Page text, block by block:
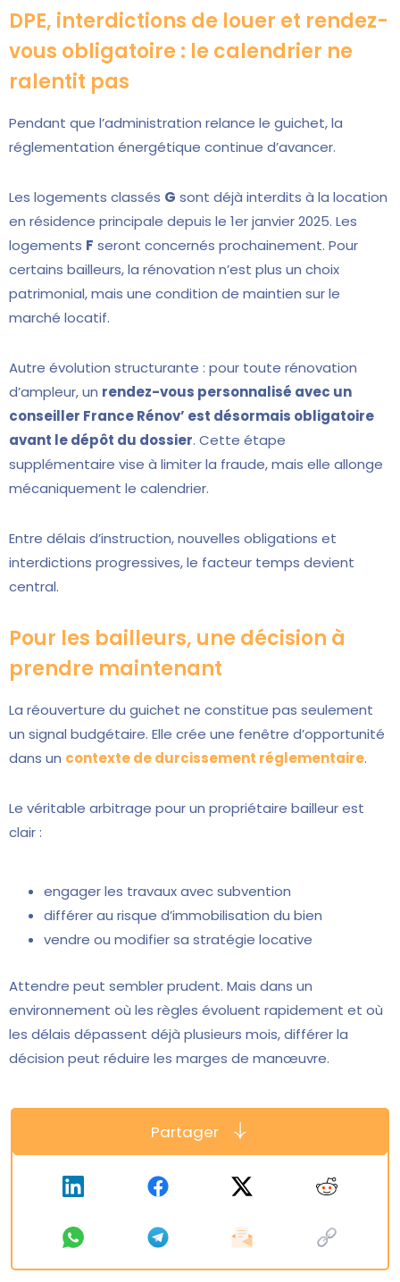
DPE, interdictions de louer et rendez-
vous obligatoire : le calendrier ne
ralentit pas
Pendant que l’administration relance le guichet, la
réglementation énergétique continue d’avancer.
Les logements classés G sont déjà interdits à la location
en résidence principale depuis le 1er janvier 2025. Les
logements F seront concernés prochainement. Pour
certains bailleurs, la rénovation n’est plus un choix
patrimonial, mais une condition de maintien sur le
marché locatif.
Autre évolution structurante : pour toute rénovation
d’ampleur, un rendez-vous personnalisé avec un
conseiller France Rénov’ est désormais obligatoire
avant le dépôt du dossier. Cette étape
supplémentaire vise à limiter la fraude, mais elle allonge
mécaniquement le calendrier.
Entre délais d’instruction, nouvelles obligations et
interdictions progressives, le facteur temps devient
central.
Pour les bailleurs, une décision à
prendre maintenant
La réouverture du guichet ne constitue pas seulement
un signal budgétaire. Elle crée une fenêtre d’opportunité
dans un contexte de durcissement réglementaire.
Le véritable arbitrage pour un propriétaire bailleur est
clair :
engager les travaux avec subvention
différer au risque d’immobilisation du bien
vendre ou modifier sa stratégie locative
Attendre peut sembler prudent. Mais dans un
environnement où les règles évoluent rapidement et où
les délais dépassent déjà plusieurs mois, différer la
décision peut réduire les marges de manœuvre.
Partager